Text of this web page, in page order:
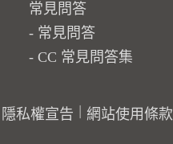
常見問答
常見問答
CC 常見問答集
隱私權宣告 網站使用條款